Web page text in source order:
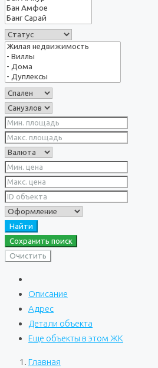
Найти
Сохранить поиск
Очистить
Описание
Адрес
Детали объекта
Еще объекты в этом ЖК
Главная